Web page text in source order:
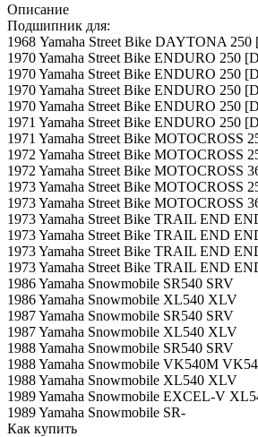
Описание
Подшипник для:
1968 Yamaha Street Bike DAYTONA 250
1970 Yamaha Street Bike ENDURO 250
1970 Yamaha Street Bike ENDURO 250
1970 Yamaha Street Bike ENDURO 250
1970 Yamaha Street Bike ENDURO 250
1971 Yamaha Street Bike ENDURO 250
1971 Yamaha Street Bike MOTOCROSS
1972 Yamaha Street Bike MOTOCROSS
1972 Yamaha Street Bike MOTOCROSS
1973 Yamaha Street Bike MOTOCROSS
1973 Yamaha Street Bike MOTOCROSS
1973 Yamaha Street Bike TRAIL END
1973 Yamaha Street Bike TRAIL END
1973 Yamaha Street Bike TRAIL END
1973 Yamaha Street Bike TRAIL END
1986 Yamaha Snowmobile SR540 SRV
1986 Yamaha Snowmobile XL540 XLV
1987 Yamaha Snowmobile SR540 SRV
1987 Yamaha Snowmobile XL540 XLV
1988 Yamaha Snowmobile SR540 SRV
1988 Yamaha Snowmobile VK540M
1988 Yamaha Snowmobile XL540 XLV
1989 Yamaha Snowmobile EXCEL-V
1989 Yamaha Snowmobile SR-
Как купить